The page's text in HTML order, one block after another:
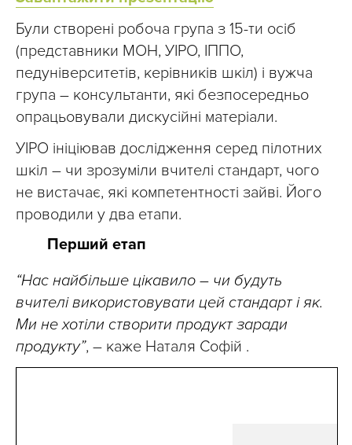
Були створені робоча група з 15-ти осіб
(представники МОН, УІРО, ІППО,
педуніверситетів, керівників шкіл) і вужча
група – консультанти, які безпосередньо
опрацьовували дискусійні матеріали.
УІРО ініціював дослідження серед пілотних
шкіл – чи зрозуміли вчителі стандарт, чого
не вистачає, які компетентності зайві. Його
проводили у два етапи.
Перший етап
“Нас найбільше цікавило – чи будуть
вчителі використовувати цей стандарт і як.
Ми не хотіли створити продукт заради
продукту”, – каже Наталя Софій .